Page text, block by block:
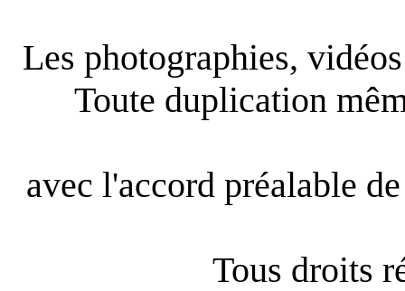
Les photographies,
Toute duplication
avec l'accord préalable
Tous droits